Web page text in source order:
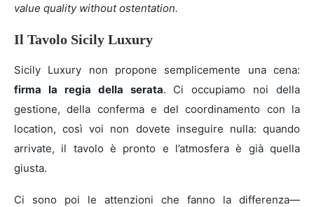
value quality without ostentation.
Il Tavolo Sicily Luxury
Sicily Luxury non propone semplicemente una cena:
firma la regia della serata. Ci occupiamo noi della
gestione, della conferma e del coordinamento con la
location, così voi non dovete inseguire nulla: quando
arrivate, il tavolo è pronto e l’atmosfera è già quella
giusta.
Ci sono poi le attenzioni che fanno la differenza—